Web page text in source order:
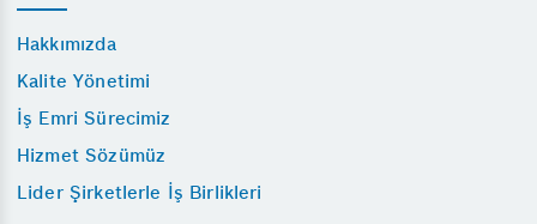
Hakkımızda
Kalite Yönetimi
İş Emri Sürecimiz
Hizmet Sözümüz
Lider Şirketlerle İş Birlikleri